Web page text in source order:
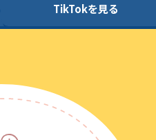
TikTokを見る